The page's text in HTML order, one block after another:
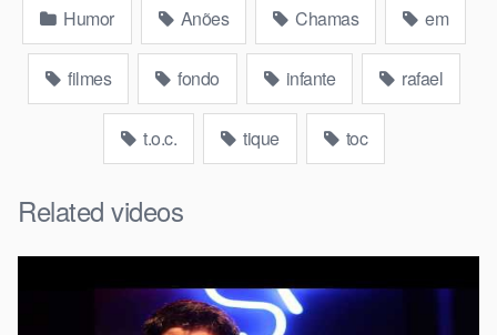
Humor Anões Chamas em
filmes fondo infante rafael
t.o.c. tique toc
Related videos